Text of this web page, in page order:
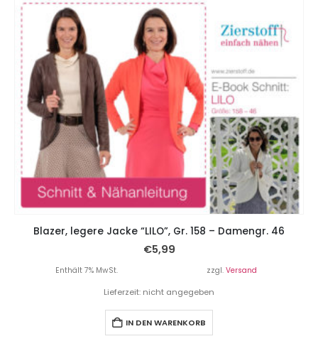
Blazer, legere Jacke “LILO”, Gr. 158 – Damengr. 46
€5,99
Enthält 7% MwSt. zzgl. Versand
Lieferzeit: nicht angegeben
IN DEN WARENKORB